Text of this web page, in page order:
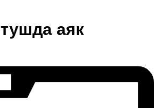
тушда аяк